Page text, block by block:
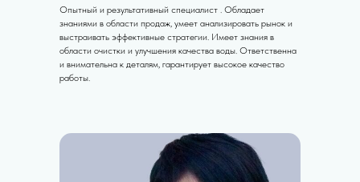
Опытный и результативный специалист . Обладает
знаниями в области продаж, умеет анализировать рынок и
выстраивать эффективные стратегии. Имеет знания в
области очистки и улучшения качества воды. Ответственна
и внимательна к деталям, гарантирует высокое качество
работы.